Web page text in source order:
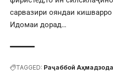
сарвазири ояндаи
Идомаи дорад…
TAGGED: Раҷаббой Аҳмадзода